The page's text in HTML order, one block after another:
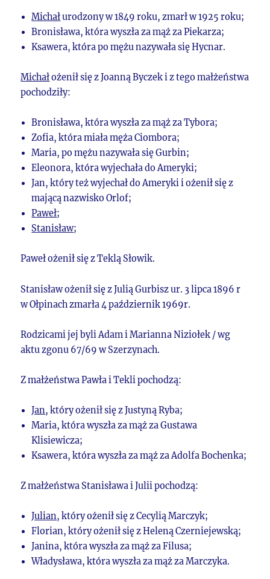
Michałurodzony w 1849 roku, zmarł w 1925 roku;
Bronisława, która wyszła za mąż za Piekarza;
Ksawera, która po mężu nazywała się Hycnar.
Michałożenił się z Joanną Byczek i z tego małżeństwa
pochodziły:
Bronisława, która wyszła za mąż za Tybora;
Zofia, która miała męża Ciombora;
Maria, po mężu nazywała się Gurbin;
Eleonora, która wyjechała do Ameryki;
Jan, który też wyjechał do Ameryki i ożenił się z
mającą nazwisko Orlof;
Paweł;
Stanisław;
Paweł ożenił się z Teklą Słowik.
Stanisław ożenił się z Julią Gurbisz ur. 3 lipca 1896 r
w Ołpinach zmarła 4 październik 1969r.
Rodzicami jej byli Adam i Marianna Niziołek / wg
aktu zgonu 67/69 w Szerzynach.
Z małżeństwa Pawła i Tekli pochodzą:
Jan, który ożenił się z Justyną Ryba;
Maria, która wyszła za mąż za Gustawa
Klisiewicza;
Ksawera, która wyszła za mąż za Adolfa Bochenka;
Z małżeństwa Stanisława i Julii pochodzą:
Julian, który ożenił się z Cecylią Marczyk;
Florian, który ożenił się z Heleną Czerniejewską;
Janina, która wyszła za mąż za Filusa;
Władysława, która wyszła za mąż za Marczyka.